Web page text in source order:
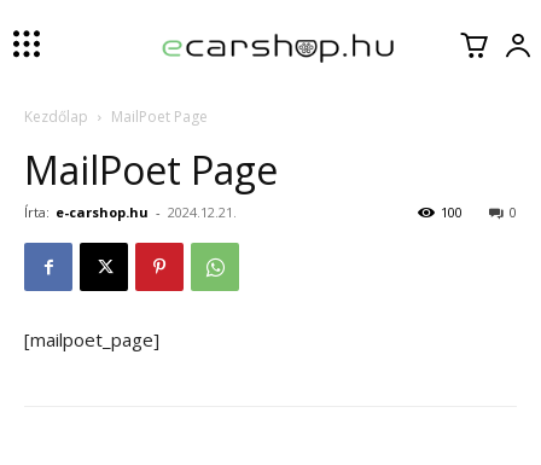
Kezdőlap MailPoet Page
MailPoet Page
Írta: e-carshop.hu - 2024.12.21. 0
100
[mailpoet_page]